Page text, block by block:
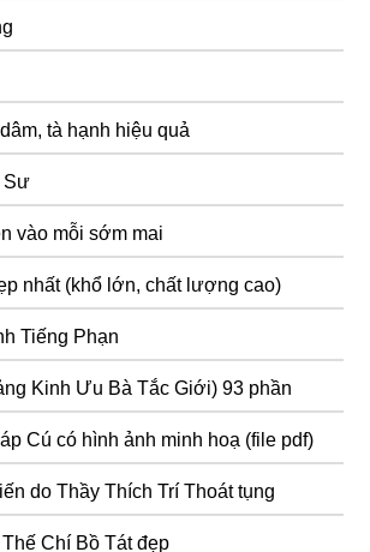
tà hạnh hiệu quả
Sư
vào mỗi sớm mai
nhất (khổ lớn, chất lượng cao)
Tiếng Phạn
Kinh Ưu Bà Tắc Giới) 93 phần
Cú có hình ảnh minh hoạ (file pdf)
do Thầy Thích Trí Thoát tụng
Chí Bồ Tát đẹp